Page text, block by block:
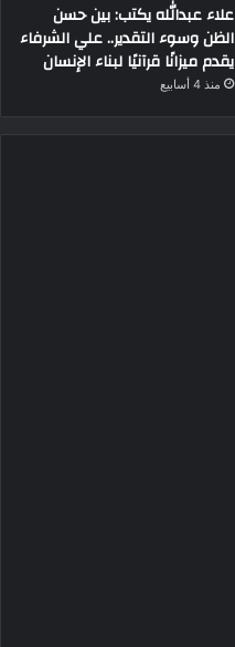
علاء عبدالله يكتب: بين حسن
الظن وسوء التقدير.. علي الشرفاء
يقدم ميزانًا قرآنيًا لبناء الإنسان
منذ 4 أسابيع